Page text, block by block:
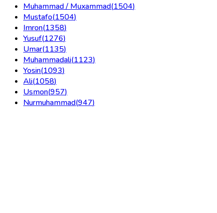
Muhammad / Muxammad(1504)
Mustafo(1504)
Imron(1358)
Yusuf(1276)
Umar(1135)
Muhammadali(1123)
Yosin(1093)
Ali(1058)
Usmon(957)
Nurmuhammad(947)